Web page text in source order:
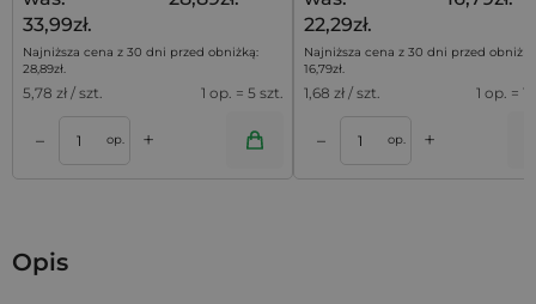
33,99zł.
Najniższa cena z 30 dni przed obniżką:
28,89zł.
5,78 zł / szt. 1 op. = 5 szt.
– op. +
22,29zł.
Najniższa cena z 30 dni przed
16,79zł.
1,68 zł / szt. 1 op. =
– op. +
Dodaj do koszyka
Opis